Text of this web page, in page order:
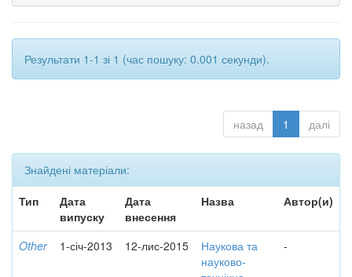
Результати 1-1 зі 1 (час пошуку: 0.001 секунди).
назад 1 далі
Знайдені матеріали:
Тип
Дата
випуску
Дата
внесення
Назва Автор(и)
Other 1-січ-2013 12-лис-2015
Наукова та
науково-
-